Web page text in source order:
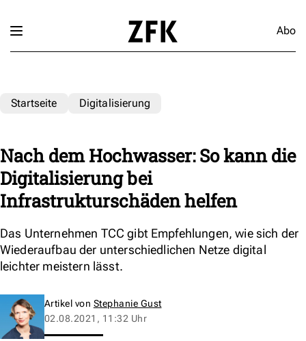
Abo
Startseite Digitalisierung
Nach dem Hochwasser: So kann die
Digitalisierung bei
Infrastrukturschäden helfen
Das Unternehmen TCC gibt Empfehlungen, wie sich der
Wiederaufbau der unterschiedlichen Netze digital
leichter meistern lässt.
Artikel von Stephanie Gust
02.08.2021, 11:32 Uhr